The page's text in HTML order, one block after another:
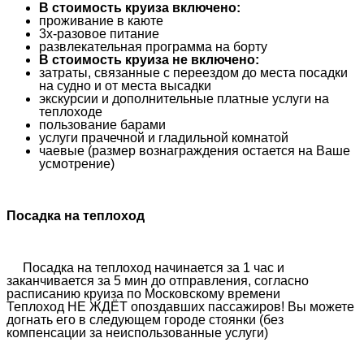
В стоимость круиза включено:
проживание в каюте
3х-разовое питание
развлекательная программа на борту
В стоимость круиза не включено:
затраты, связанные с переездом до места посадки
на судно и от места высадки
экскурсии и дополнительные платные услуги на
теплоходе
пользование барами
услуги прачечной и гладильной комнатой
чаевые (размер вознаграждения остается на Ваше
усмотрение)
Посадка на теплоход
Посадка на теплоход начинается за 1 час и
заканчивается за 5 мин до отправления, согласно
расписанию круиза по Московскому времени
Теплоход НЕ ЖДЁТ опоздавших пассажиров! Вы можете
догнать его в следующем городе стоянки (без
компенсации за неиспользованные услуги)